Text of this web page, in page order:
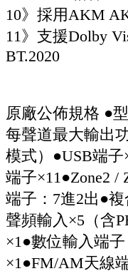
10》採用AKM
11》支援Dolby
BT.2020
原廠公佈規格 ●
每聲道最大輸出
模式）●USB端子
端子×11●Zone2 /
端子：7進2出●
聲頻輸入×5（含
×1●數位輸入端
×1●FM/AM天線